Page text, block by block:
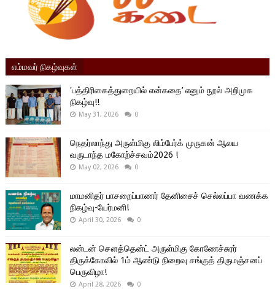
எம்மவர் நிகழ்வுகள்
'பத்திரிகைத்துறையில் என்கதை’ எனும் நூல் அறிமுக
நிகழ்வு!!
May 31, 2026 0
நெதர்லாந்து அருள்மிகு லிம்பேர்க் முருகன் ஆலய
வருடாந்த மகோற்ச்சவம்2026 !
May 02, 2026 0
மாமனிதர் பாசறைப்பாணர் தேனிசைச் செல்லப்பா வணக்க
நிகழ்வு-யேர்மனி!
April 30, 2026 0
லன்டன் சௌத்தென்ட் அருள்மிகு கோணேச்சுரர்
திருக்கோவில் 1ம் ஆண்டு நிறைவு சங்குத் திருமஞ்சனப்
பெருவிழா!
April 28, 2026 0